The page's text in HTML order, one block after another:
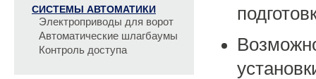
СИСТЕМЫ АВТОМАТИКИ
Электроприводы для ворот
Автоматические шлагбаумы
Контроль доступа